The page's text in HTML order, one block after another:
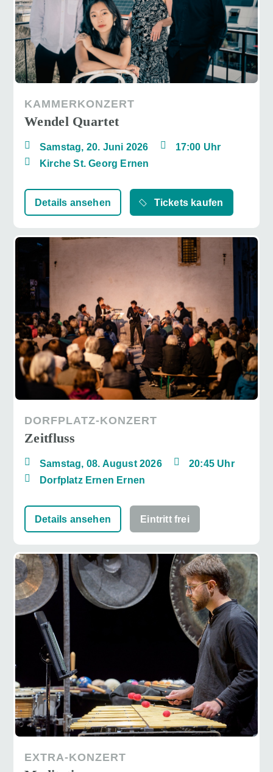
KAMMERKONZERT
Wendel Quartet
Samstag, 20. Juni 2026
17:00 Uhr
Kirche St. Georg Ernen
Details ansehen Tickets kaufen
DORFPLATZ-KONZERT
Zeitfluss
Samstag, 08. August 2026
20:45 Uhr
Dorfplatz Ernen Ernen
Details ansehen Eintritt frei
EXTRA-KONZERT